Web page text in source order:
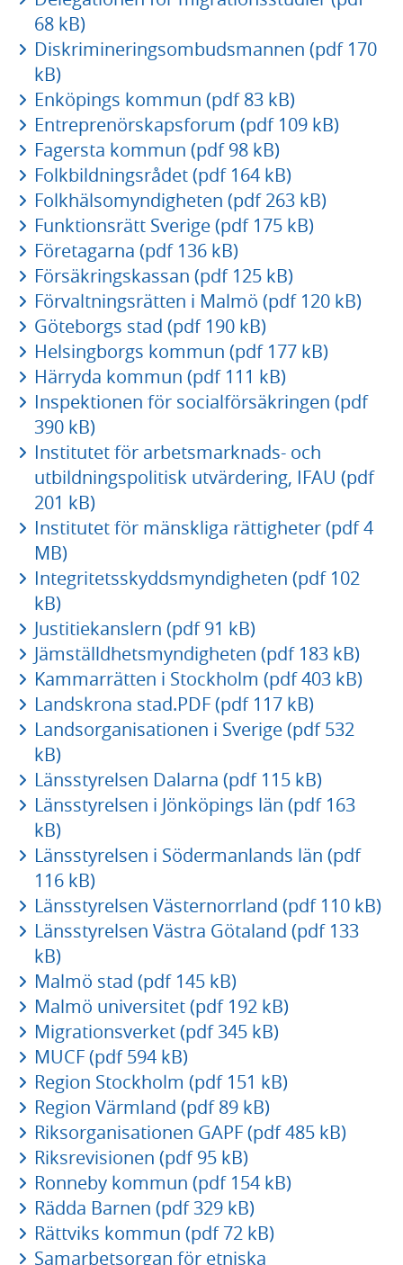
68 kB)
Diskrimineringsombudsmannen (pdf 170
kB)
Enköpings kommun (pdf 83 kB)
Entreprenörskapsforum (pdf 109 kB)
Fagersta kommun (pdf 98 kB)
Folkbildningsrådet (pdf 164 kB)
Folkhälsomyndigheten (pdf 263 kB)
Funktionsrätt Sverige (pdf 175 kB)
Företagarna (pdf 136 kB)
Försäkringskassan (pdf 125 kB)
Förvaltningsrätten i Malmö (pdf 120 kB)
Göteborgs stad (pdf 190 kB)
Helsingborgs kommun (pdf 177 kB)
Härryda kommun (pdf 111 kB)
Inspektionen för socialförsäkringen (pdf
390 kB)
Institutet för arbetsmarknads- och
utbildningspolitisk utvärdering, IFAU (pdf
201 kB)
Institutet för mänskliga rättigheter (pdf 4
MB)
Integritetsskyddsmyndigheten (pdf 102
kB)
Justitiekanslern (pdf 91 kB)
Jämställdhetsmyndigheten (pdf 183 kB)
Kammarrätten i Stockholm (pdf 403 kB)
Landskrona stad.PDF (pdf 117 kB)
Landsorganisationen i Sverige (pdf 532
kB)
Länsstyrelsen Dalarna (pdf 115 kB)
Länsstyrelsen i Jönköpings län (pdf 163
kB)
Länsstyrelsen i Södermanlands län (pdf
116 kB)
Länsstyrelsen Västernorrland (pdf 110 kB)
Länsstyrelsen Västra Götaland (pdf 133
kB)
Malmö stad (pdf 145 kB)
Malmö universitet (pdf 192 kB)
Migrationsverket (pdf 345 kB)
MUCF (pdf 594 kB)
Region Stockholm (pdf 151 kB)
Region Värmland (pdf 89 kB)
Riksorganisationen GAPF (pdf 485 kB)
Riksrevisionen (pdf 95 kB)
Ronneby kommun (pdf 154 kB)
Rädda Barnen (pdf 329 kB)
Rättviks kommun (pdf 72 kB)
Samarbetsorgan för etniska